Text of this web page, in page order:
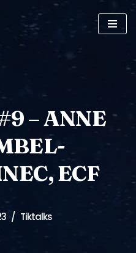
– ANNE
ECF
Tiktalks